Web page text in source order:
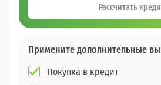
Рассчитать
Примените дополнительные
Покупка в кредит